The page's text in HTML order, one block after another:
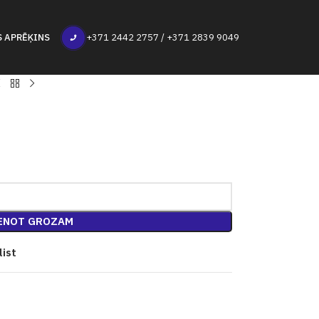
+371 2442 2757 / +371 2839 9049
GROZAM